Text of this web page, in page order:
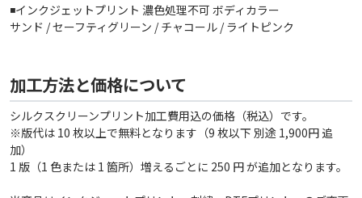
◾️インクジェットプリント 濃色処理不可 ボディカラー
サンド / セーフティグリーン / チャコール / ライトピンク
加工方法と価格について
シルクスクリーンプリント加工費用込の価格（税込）です。
※版代は 10 枚以上で無料となります（9 枚以下 別途 1,900円 追
加）
1 版（1 色または 1 箇所）増えるごとに 250 円 が追加となります。